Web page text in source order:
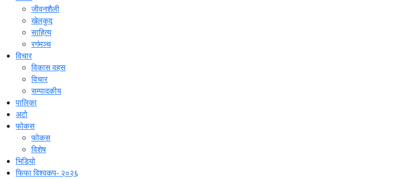
जीवनशैली
खेलकुद
साहित्य
रगंमञ्च
विचार
विकास वहस
विचार
सम्पादकीय
पालिका
अटो
फोकस
फोकस
विशेष
भिडियो
फिफा विश्वकप- २०२६